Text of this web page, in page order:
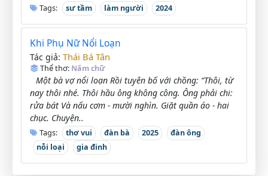
Tags: sư tầm làm người 2024
Khi Phụ Nữ Nổi Loạn
Tác giả: Thái Bá Tân
Thể thơ: Năm chữ
Một bà vợ nổi loạn Rồi tuyên bố với chồng: “Thôi, từ
nay thôi nhé. Thôi hầu ông không công. Ông phải chi:
rửa bát Và nấu cơm - mười nghìn. Giặt quần áo - hai
chục. Chuyện..
Tags: thơ vui đàn bà 2025
đàn ông
nỗi loại
gia đinh